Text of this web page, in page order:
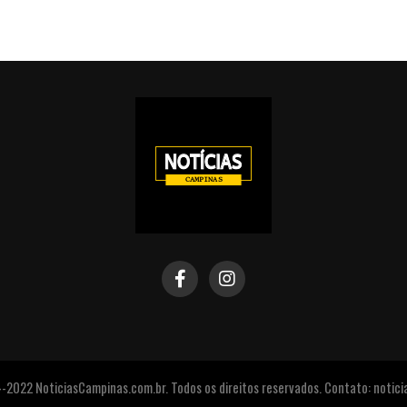
NoticiasCampinas.com.br. Todos os direitos reservados. Contato: